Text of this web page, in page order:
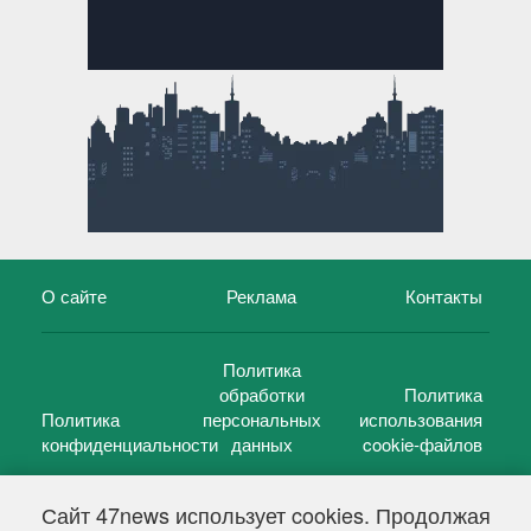
Сайт 47news использует cookies. Продолжая
О сайте Реклама Контакты
Политика
конфиденциальности
Политика
обработки
персональных
данных
Политика
использования
cookie-файлов